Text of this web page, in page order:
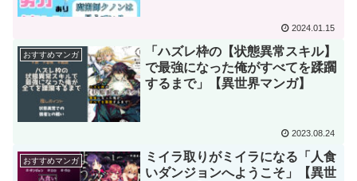
2024.01.15
おすすめマンガ
「ハズレ枠の【状態異常スキル】
で最強になった俺がすべてを蹂躙
するまで」【異世界マンガ】
2023.08.24
おすすめマンガ
ミイラ取りがミイラになる「人食
いダンジョンへようこそ」【異世